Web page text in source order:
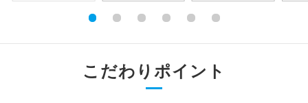
こだわりポイント
く）
だけます。
ません。